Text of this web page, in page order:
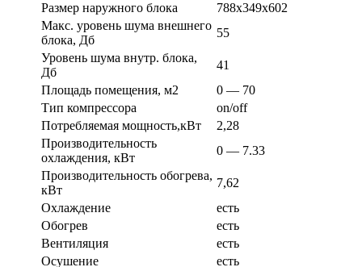
Размер наружного блока
788х349х602
Макс. уровень шума внешнего
блока, Дб
55
Уровень шума внутр. блока,
Дб
41
Площадь помещения, м2
0 — 70
Тип компрессора
on/off
Потребляемая мощность,кВт
2,28
Производительность
охлаждения, кВт
0 — 7.33
Производительность обогрева,
кВт
7,62
Охлаждение
есть
Обогрев
есть
Вентиляция
есть
Осушение
есть